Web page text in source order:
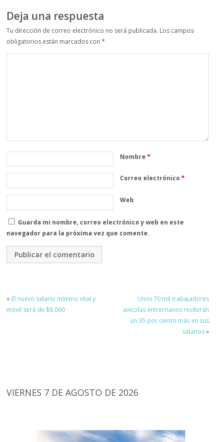
Deja una respuesta
Tu dirección de correo electrónico no será publicada. Los campos
obligatorios están marcados con*
Nombre*
Correo electrónico*
Web
Guarda mi nombre, correo electrónico y web en este
navegador para la próxima vez que comente.
« El nuevo salario mínimo vital y
móvil será de $8.060
Unos 70 mil trabajadores
avícolas entrerrianos recibirán
un 35 por ciento más en sus
salarios»
VIERNES 7 DE AGOSTO DE 2026